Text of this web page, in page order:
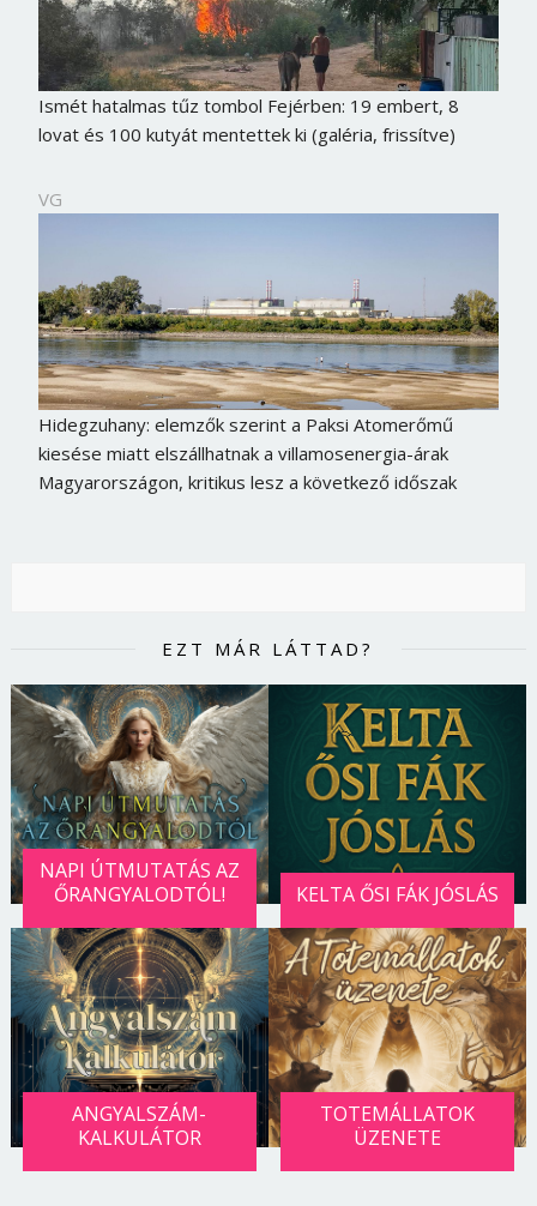
Ismét hatalmas tűz tombol Fejérben: 19 embert, 8
lovat és 100 kutyát mentettek ki (galéria, frissítve)
VG
Hidegzuhany: elemzők szerint a Paksi Atomerőmű
kiesése miatt elszállhatnak a villamosenergia-árak
Magyarországon, kritikus lesz a következő időszak
EZT MÁR LÁTTAD?
NAPI ÚTMUTATÁS AZ
ŐRANGYALODTÓL!
KELTA ŐSI FÁK JÓSLÁS
ANGYALSZÁM-
KALKULÁTOR
TOTEMÁLLATOK
ÜZENETE